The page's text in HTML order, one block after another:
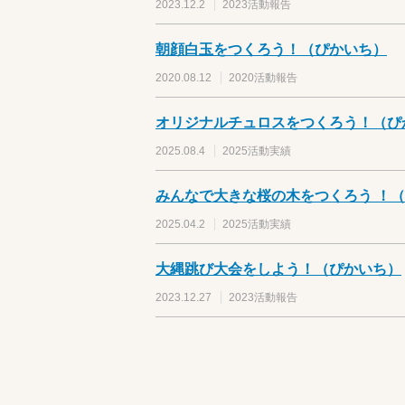
2023.12.2 2023活動報告
朝顔白玉をつくろう！（ぴかいち）
2020.08.12 2020活動報告
オリジナルチュロスをつくろう！（ぴ
2025.08.4 2025活動実績
みんなで大きな桜の木をつくろう ！（
2025.04.2 2025活動実績
大縄跳び大会をしよう！（ぴかいち）
2023.12.27 2023活動報告